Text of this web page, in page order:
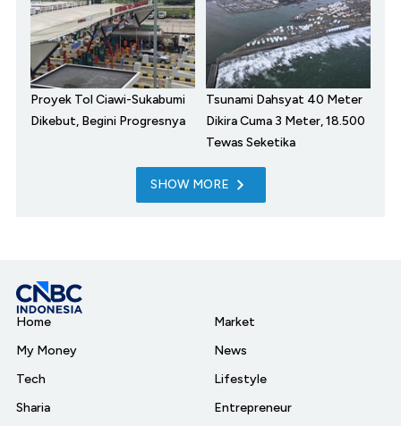
Proyek Tol Ciawi-Sukabumi
Dikebut, Begini Progresnya
Tsunami Dahsyat 40 Meter
Dikira Cuma 3 Meter, 18.500
Tewas Seketika
SHOW MORE
Home
My Money
Tech
Sharia
Market
News
Lifestyle
Entrepreneur